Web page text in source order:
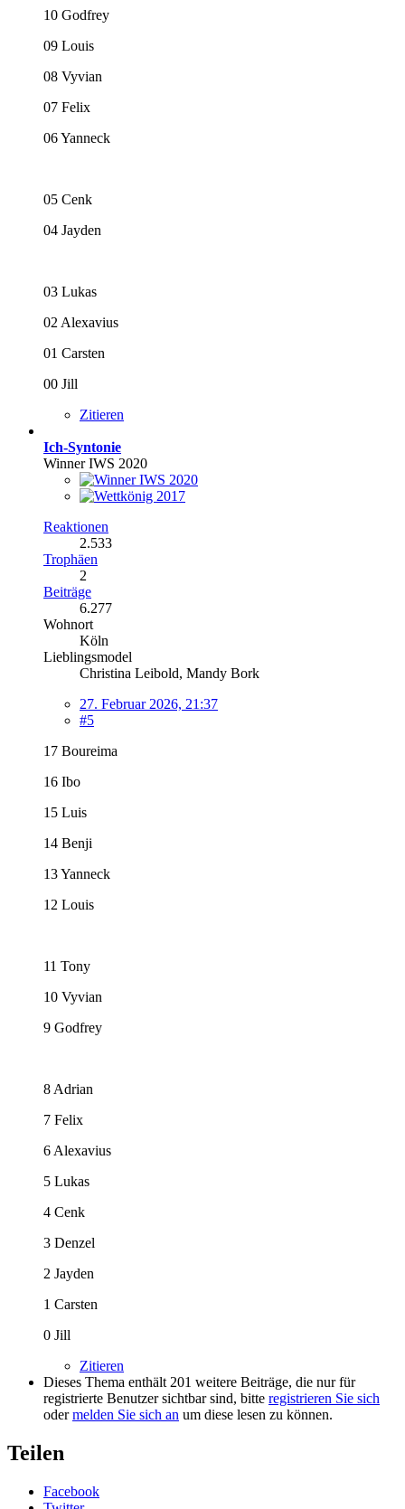
10 Godfrey
09 Louis
08 Vyvian
07 Felix
06 Yanneck
05 Cenk
04 Jayden
03 Lukas
02 Alexavius
01 Carsten
00 Jill
Zitieren
Ich-Syntonie
Winner IWS 2020
Reaktionen
2.533
Trophäen
2
Beiträge
6.277
Wohnort
Köln
Lieblingsmodel
Christina Leibold, Mandy Bork
27. Februar 2026, 21:37
#5
17 Boureima
16 Ibo
15 Luis
14 Benji
13 Yanneck
12 Louis
11 Tony
10 Vyvian
9 Godfrey
8 Adrian
7 Felix
6 Alexavius
5 Lukas
4 Cenk
3 Denzel
2 Jayden
1 Carsten
0 Jill
Zitieren
Dieses Thema enthält 201 weitere Beiträge, die nur für
registrierte Benutzer sichtbar sind, bitte registrieren Sie sich
odermelden Sie sich an um diese lesen zu können.
Teilen
Facebook